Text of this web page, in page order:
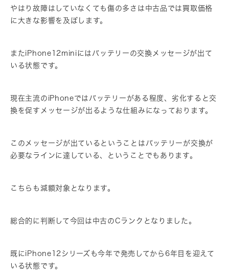
やはり故障はしていなくても傷の多さは中古品では買取価格
に大きな影響を及ぼします。
またiPhone12miniにはバッテリーの交換メッセージが出て
いる状態です。
現在主流のiPhoneではバッテリーがある程度、劣化すると交
換を促すメッセージが出るような仕組みになっております。
このメッセージが出ているということはバッテリーが交換が
必要なラインに達している、ということでもあります。
こちらも減額対象となります。
総合的に判断して今回は中古のCランクとなりました。
既にiPhone12シリーズも今年で発売してから6年目を迎えて
いる状態です。